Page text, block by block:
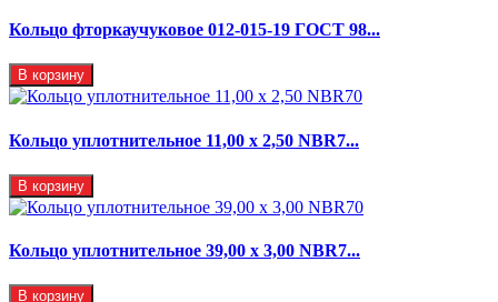
Кольцо фторкаучуковое 012-015-19 ГОСТ 98...
В корзину
Кольцо уплотнительное 11,00 х 2,50 NBR7...
В корзину
Кольцо уплотнительное 39,00 х 3,00 NBR7...
В корзину